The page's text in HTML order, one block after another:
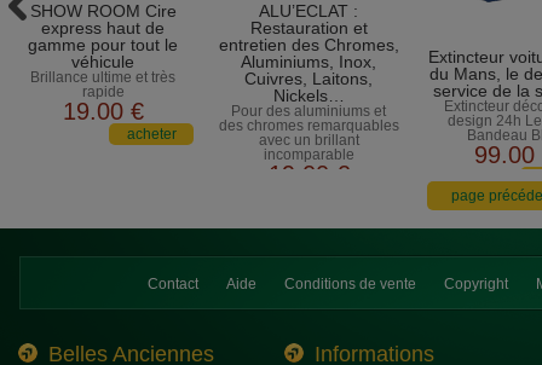
SHOW ROOM Cire
express haut de
gamme pour tout le
véhicule
Brillance ultime et très
rapide
19.00 €
ALU’ECLAT :
Restauration et
entretien des Chromes,
Aluminiums, Inox,
Cuivres, Laitons,
Nickels…
Pour des aluminiums et
des chromes remarquables
avec un brillant
incomparable
19 .00 €
Extincteur
du Mans, le
service de la
Extincteur
design 24h
Bandeau
99.00
Contact Aide Conditions de vente Copyright
Belles Anciennes Informations